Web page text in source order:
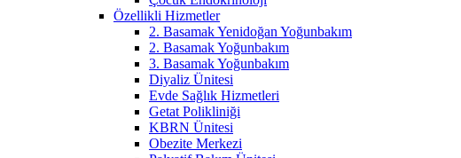
Özellikli Hizmetler
2. Basamak Yenidoğan Yoğunbakım
2. Basamak Yoğunbakım
3. Basamak Yoğunbakım
Diyaliz Ünitesi
Evde Sağlık Hizmetleri
Getat Polikliniği
KBRN Ünitesi
Obezite Merkezi